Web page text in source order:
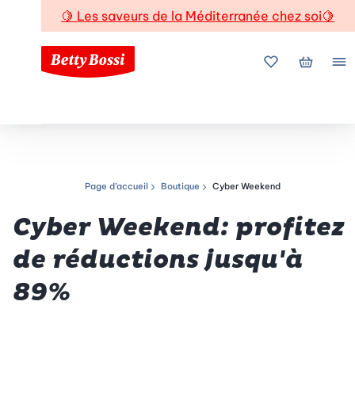
🍋 Les saveurs de la Méditerranée chez soi🍋
Mes favoris
Mon
Chemin de navigation
Page d’accueil Boutique Cyber Weekend
Cyber Weekend: profitez
de réductions jusqu'à
89%